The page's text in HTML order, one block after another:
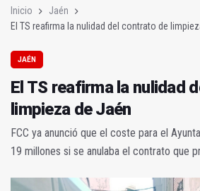
Inicio
Jaén
El TS reafirma la nulidad del contrato de
JAÉN
El TS reafirma la nulidad
limpieza de Jaén
FCC ya anunció que el coste para el
19 millones si se anulaba el contrato que